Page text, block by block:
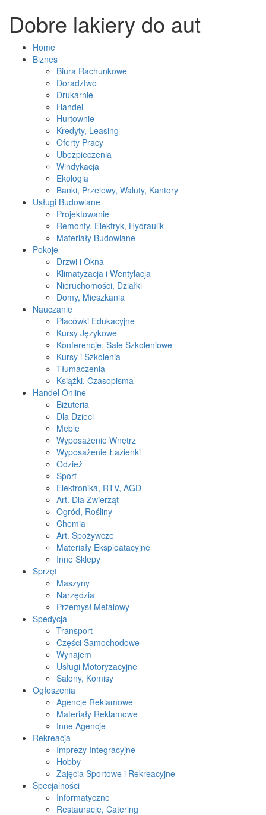
Dobre lakiery do aut
Home
Biznes
Biura Rachunkowe
Doradztwo
Drukarnie
Handel
Hurtownie
Kredyty, Leasing
Oferty Pracy
Ubezpieczenia
Windykacja
Ekologia
Banki, Przelewy, Waluty, Kantory
Usługi Budowlane
Projektowanie
Remonty, Elektryk, Hydraulik
Materiały Budowlane
Pokoje
Drzwi i Okna
Klimatyzacja i Wentylacja
Nieruchomości, Działki
Domy, Mieszkania
Nauczanie
Placówki Edukacyjne
Kursy Językowe
Konferencje, Sale Szkoleniowe
Kursy i Szkolenia
Tłumaczenia
Książki, Czasopisma
Handel Online
Biżuteria
Dla Dzieci
Meble
Wyposażenie Wnętrz
Wyposażenie Łazienki
Odzież
Sport
Elektronika, RTV, AGD
Art. Dla Zwierząt
Ogród, Rośliny
Chemia
Art. Spożywcze
Materiały Eksploatacyjne
Inne Sklepy
Sprzęt
Maszyny
Narzędzia
Przemysł Metalowy
Spedycja
Transport
Części Samochodowe
Wynajem
Usługi Motoryzacyjne
Salony, Komisy
Ogłoszenia
Agencje Reklamowe
Materiały Reklamowe
Inne Agencje
Rekreacja
Imprezy Integracyjne
Hobby
Zajęcia Sportowe i Rekreacyjne
Specjalności
Informatyczne
Restauracje, Catering